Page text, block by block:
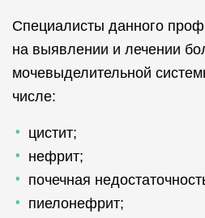
Специалисты данного
на выявлении и лечении
мочевыделительной
числе:
цистит;
нефрит;
почечная
пиелонефрит;